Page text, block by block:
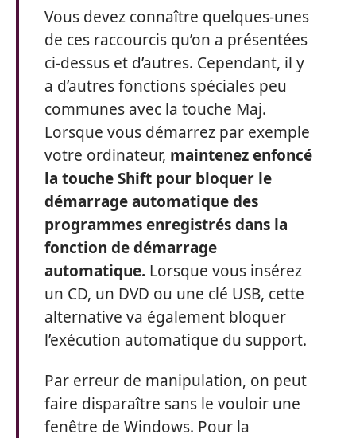
Vous devez connaître quelques-unes
de ces raccourcis qu’on a présentées
ci-dessus et d’autres. Cependant, il y
a d’autres fonctions spéciales peu
communes avec la touche Maj.
Lorsque vous démarrez par exemple
votre ordinateur, maintenez enfoncé
la touche Shift pour bloquer le
démarrage automatique des
programmes enregistrés dans la
fonction de démarrage
automatique. Lorsque vous insérez
un CD, un DVD ou une clé USB, cette
alternative va également bloquer
l’exécution automatique du support.
Par erreur de manipulation, on peut
faire disparaître sans le vouloir une
fenêtre de Windows. Pour la